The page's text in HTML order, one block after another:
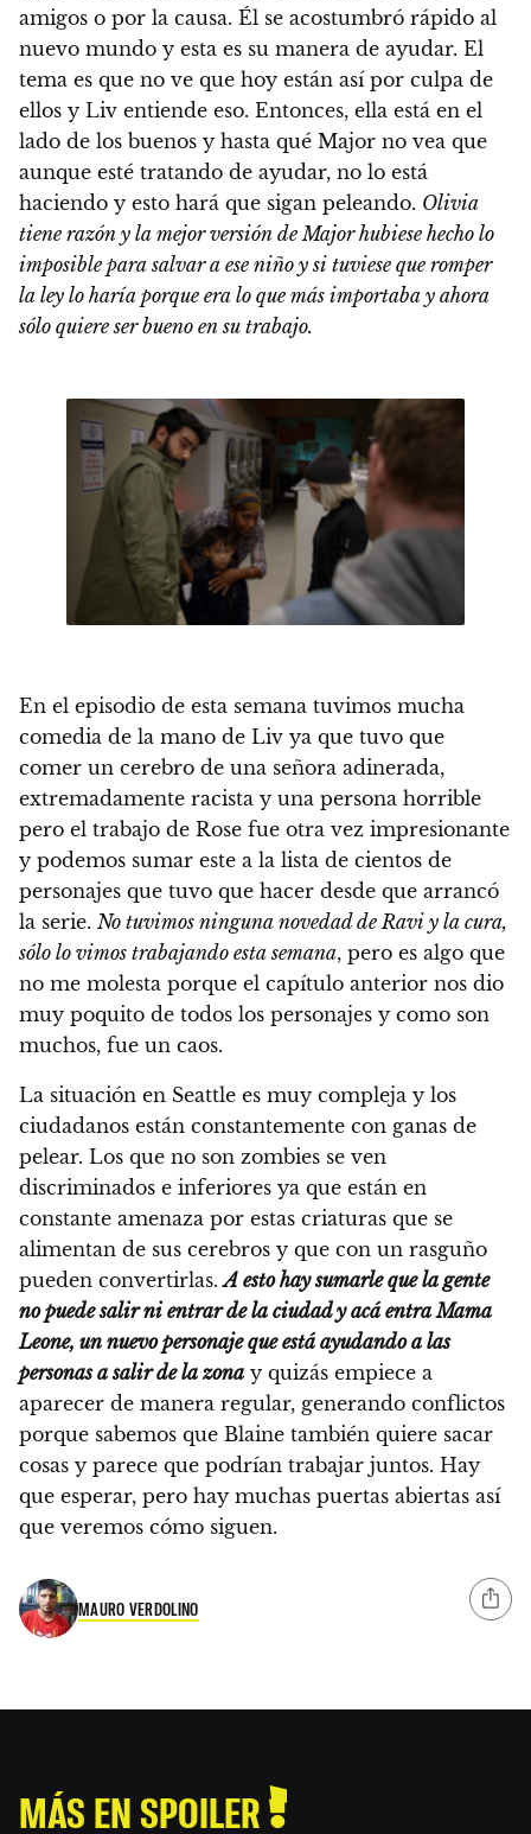
amigos o por la causa. Él se acostumbró rápido al
nuevo mundo y esta es su manera de ayudar. El
tema es que no ve que hoy están así por culpa de
ellos y Liv entiende eso. Entonces, ella está en el
lado de los buenos y hasta qué Major no vea que
aunque esté tratando de ayudar, no lo está
haciendo y esto hará que sigan peleando. Olivia
tiene razón y la mejor versión de Major hubiese hecho lo
imposible para salvar a ese niño y si tuviese que romper
la ley lo haría porque era lo que más importaba y ahora
sólo quiere ser bueno en su trabajo.
En el episodio de esta semana tuvimos mucha
comedia de la mano de Liv ya que tuvo que
comer un cerebro de una señora adinerada,
extremadamente racista y una persona horrible
pero el trabajo de Rose fue otra vez impresionante
y podemos sumar este a la lista de cientos de
personajes que tuvo que hacer desde que arrancó
la serie. No tuvimos ninguna novedad de Ravi y la cura,
sólo lo vimos trabajando esta semana, pero es algo que
no me molesta porque el capítulo anterior nos dio
muy poquito de todos los personajes y como son
muchos, fue un caos.
La situación en Seattle es muy compleja y los
ciudadanos están constantemente con ganas de
pelear. Los que no son zombies se ven
discriminados e inferiores ya que están en
constante amenaza por estas criaturas que se
alimentan de sus cerebros y que con un rasguño
pueden convertirlas.A esto hay sumarle que la gente
no puede salir ni entrar de la ciudad y acá entra Mama
Leone, un nuevo personaje que está ayudando a las
personas a salir de la zona y quizás empiece a
aparecer de manera regular, generando conflictos
porque sabemos que Blaine también quiere sacar
cosas y parece que podrían trabajar juntos. Hay
que esperar, pero hay muchas puertas abiertas así
que veremos cómo siguen.
MAURO VERDOLINO
MÁS EN SPOILER